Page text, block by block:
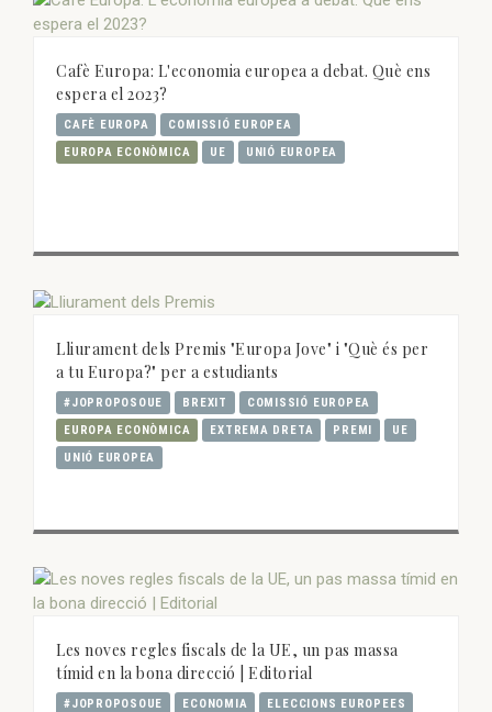
Cafè Europa: L'economia europea a debat. Què ens
espera el 2023?
CAFÈ EUROPA
COMISSIÓ EUROPEA
EUROPA ECONÒMICA
UE UNIÓ EUROPEA
Lliurament dels Premis "Europa Jove" i "Què és per
a tu Europa?" per a estudiants
#JOPROPOSOUE BREXIT
COMISSIÓ EUROPEA
EUROPA ECONÒMICA
EXTREMA DRETA PREMI
UE
UNIÓ EUROPEA
Les noves regles fiscals de la UE, un pas massa
tímid en la bona direcció | Editorial
#JOPROPOSOUE ECONOMIA
ELECCIONS EUROPEES